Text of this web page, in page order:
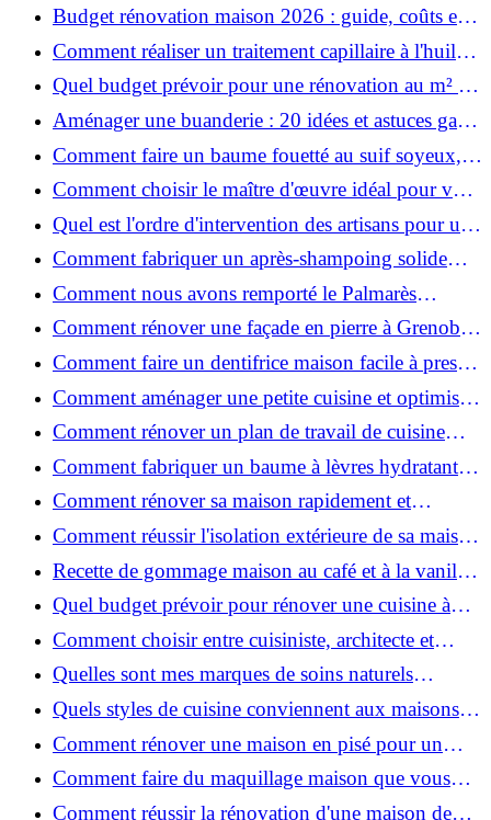
ruiner ?
Budget rénovation maison 2026 : guide, coûts et
astuces
Comment réaliser un traitement capillaire à l'huile
maison efficace ?
Quel budget prévoir pour une rénovation au m² en
2026 ?
Aménager une buanderie : 20 idées et astuces gain
de place pour un espace fonctionnel et stylé
Comment faire un baume fouetté au suif soyeux,
fait maison ?
Comment choisir le maître d'œuvre idéal pour vos
travaux de rénovation ?
Quel est l'ordre d'intervention des artisans pour une
rénovation ?
Comment fabriquer un après-shampoing solide
naturel pour cheveux ?
Comment nous avons remporté le Palmarès
(Ré)HABITER 2025 : les coulisses du projet primé
?
Comment rénover une façade en pierre à Grenoble
: techniques, coûts et conseils
Comment faire un dentifrice maison facile à presser
?
Comment aménager une petite cuisine et optimiser
chaque centimètre carré ?
Comment rénover un plan de travail de cuisine
facilement : guide étape par étape
Comment fabriquer un baume à lèvres hydratant et
naturel au suif ?
Comment rénover sa maison rapidement et
efficacement ?
Comment réussir l'isolation extérieure de sa maison
pour une rénovation performante et durable ?
Recette de gommage maison au café et à la vanille
pour une peau douce
Quel budget prévoir pour rénover une cuisine à
Voiron en 2026 : coûts et aides locales ?
Comment choisir entre cuisiniste, architecte et
contractant général à Voiron ?
Quelles sont mes marques de soins naturels
préférées ?
Quels styles de cuisine conviennent aux maisons et
appartements du Voironnais ?
Comment rénover une maison en pisé pour un
habitat sain et performant ?
Comment faire du maquillage maison que vous
utiliserez vraiment ?
Comment réussir la rénovation d'une maison de